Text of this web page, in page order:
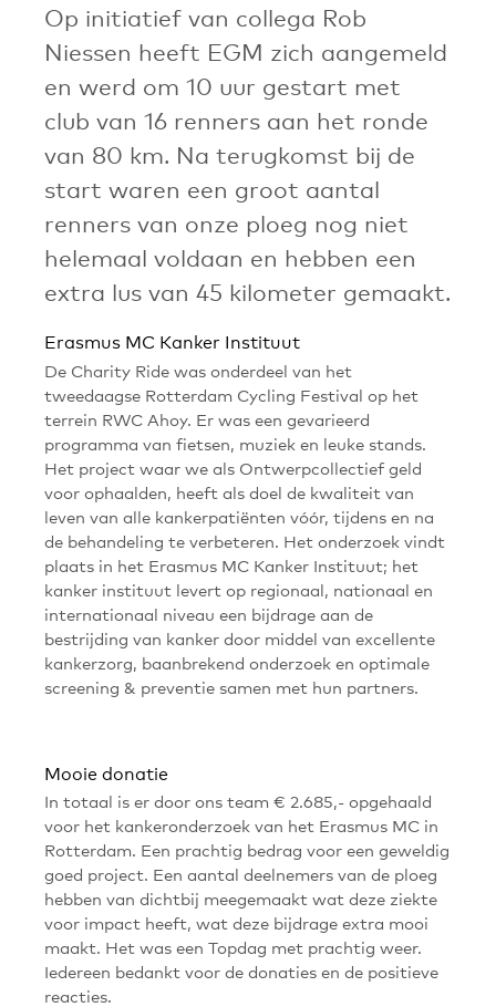
Op initiatief van collega Rob
Niessen heeft EGM zich aangemeld
en werd om 10 uur gestart met
club van 16 renners aan het ronde
van 80 km. Na terugkomst bij de
start waren een groot aantal
renners van onze ploeg nog niet
helemaal voldaan en hebben een
extra lus van 45 kilometer gemaakt.
Erasmus MC Kanker Instituut
De Charity Ride was onderdeel van het
tweedaagse Rotterdam Cycling Festival op het
terrein RWC Ahoy. Er was een gevarieerd
programma van fietsen, muziek en leuke stands.
Het project waar we als Ontwerpcollectief geld
voor ophaalden, heeft als doel de kwaliteit van
leven van alle kankerpatiënten vóór, tijdens en na
de behandeling te verbeteren. Het onderzoek vindt
plaats in het Erasmus MC Kanker Instituut; het
kanker instituut levert op regionaal, nationaal en
internationaal niveau een bijdrage aan de
bestrijding van kanker door middel van excellente
kankerzorg, baanbrekend onderzoek en optimale
screening & preventie samen met hun partners.
Mooie donatie
In totaal is er door ons team € 2.685,- opgehaald
voor het kankeronderzoek van het Erasmus MC in
Rotterdam. Een prachtig bedrag voor een geweldig
goed project. Een aantal deelnemers van de ploeg
hebben van dichtbij meegemaakt wat deze ziekte
voor impact heeft, wat deze bijdrage extra mooi
maakt. Het was een Topdag met prachtig weer.
Iedereen bedankt voor de donaties en de positieve
reacties.